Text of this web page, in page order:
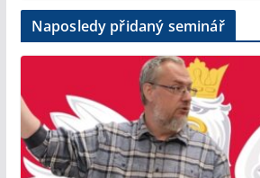
Naposledy přidaný seminář